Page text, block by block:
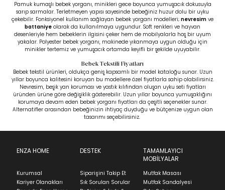
Pamuk kumaşlı bebek yorganı, minikleri gece boyunca yumuşacık dokusuyla
sarıp sarmalar. Terletmeyen yapısı sayesinde bebeğiniz huzur dolu bir uyku
çekebilir. Fonksiyonel kullanım sağlayan bebek yorganı modelleri; nevresim ve
battaniye olarak da kullanılmaya uygundur. Soft renkleri ve hayvan
desenleriyle hem bebeklerin ilgisini çeker hem de mobilyalarla hoş bir uyum
yakalar. Polyester bebek yorganı, makinede yıkanmaya uygun olduğu için
minikler tertemiz ve yumuşacık ortamda keyifli bir şekilde uyuyabilir.
Bebek Tekstili Fiyatları
Bebek tekstil ürünleri, oldukça geniş kapsamlı bir model kataloğu sunar. Uzun
yıllar boyunca kalitesini koruyan bu modellere özel fiyatlarla sahip olabilirsiniz.
Nevresim, beşik yan koruması ve yastık kılıfından oluşan uyku seti fiyatları
üründen ürüne göre değişiklik gösterebilir. Uzun yıllar boyunca yumuşaklığını
korumaya devam eden bebek yorganı fiyatları da çeşitli seçenekler sunar.
Alternatifler arasından bebeğinizin ihtiyaç duyduğu ve bütçenize uygun olan
tasarımı seçebilirsiniz.
ENZA HOME
Kurumsal
Kariyer Olanakları
DESTEK
Siparişini Takip Et
Sık Sorulan Sorular
TAMAMLAYICI
MOBİLYALAR
Mutfak Masası
Mutfak Sandalyesi